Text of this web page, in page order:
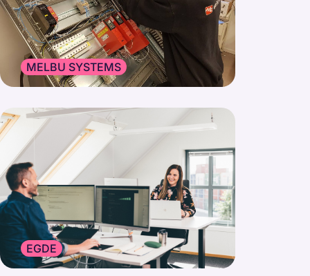
MELBU SYSTEMS
EGDE